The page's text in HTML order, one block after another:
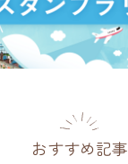
おすすめ記事